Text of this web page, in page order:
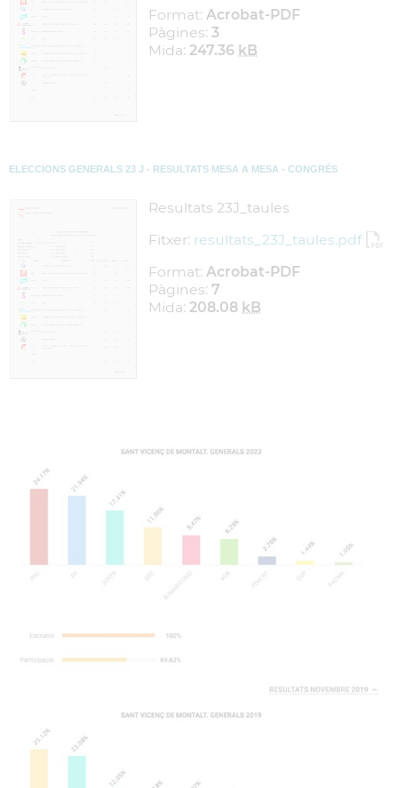
Format: Acrobat-PDF
Pàgines: 3
Mida: 247.36 kB
ELECCIONS GENERALS 23 J - RESULTATS MESA A MESA - CONGRÉS
Resultats 23J_taules
Fitxer: resultats_23J_taules.pdf
Format: Acrobat-PDF
Pàgines: 7
Mida: 208.08 kB